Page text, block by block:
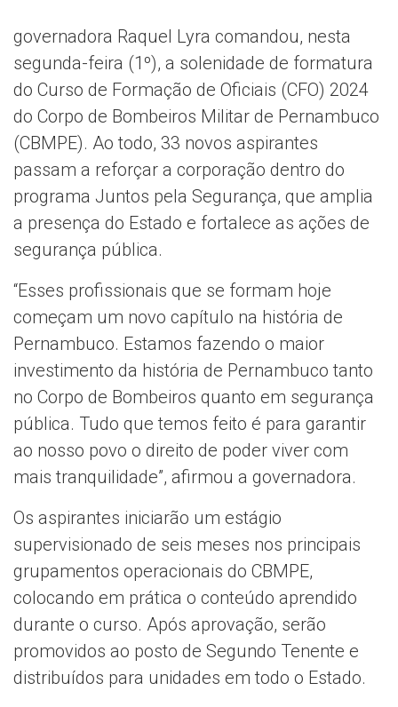
governadora Raquel Lyra comandou, nesta
segunda-feira (1º), a solenidade de formatura
do Curso de Formação de Oficiais (CFO) 2024
do Corpo de Bombeiros Militar de Pernambuco
(CBMPE). Ao todo, 33 novos aspirantes
passam a reforçar a corporação dentro do
programa Juntos pela Segurança, que amplia
a presença do Estado e fortalece as ações de
segurança pública.
“Esses profissionais que se formam hoje
começam um novo capítulo na história de
Pernambuco. Estamos fazendo o maior
investimento da história de Pernambuco tanto
no Corpo de Bombeiros quanto em segurança
pública. Tudo que temos feito é para garantir
ao nosso povo o direito de poder viver com
mais tranquilidade”, afirmou a governadora.
Os aspirantes iniciarão um estágio
supervisionado de seis meses nos principais
grupamentos operacionais do CBMPE,
colocando em prática o conteúdo aprendido
durante o curso. Após aprovação, serão
promovidos ao posto de Segundo Tenente e
distribuídos para unidades em todo o Estado.